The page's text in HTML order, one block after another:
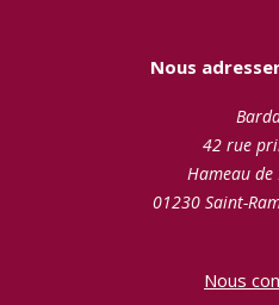
Nous
42 rue
Hameau
01230 Saint-
Nous